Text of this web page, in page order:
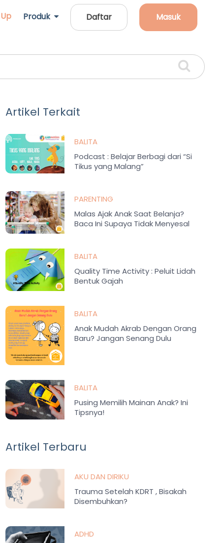
Produk Daftar Masuk
Artikel Terkait
BALITA
Podcast : Belajar Berbagi dari “Si
Tikus yang Malang”
PARENTING
Malas Ajak Anak Saat Belanja?
Baca Ini Supaya Tidak Menyesal
BALITA
Quality Time Activity : Peluit Lidah
Bentuk Gajah
BALITA
Anak Mudah Akrab Dengan Orang
Baru? Jangan Senang Dulu
BALITA
Pusing Memilih Mainan Anak? Ini
Tipsnya!
Artikel Terbaru
AKU DAN DIRIKU
Trauma Setelah KDRT , Bisakah
Disembuhkan?
ADHD